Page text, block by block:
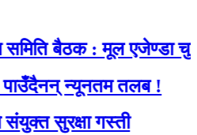
बैठक : मूल एजेण्डा चुनाव
न्यूनतम तलब !
सुरक्षा गस्ती